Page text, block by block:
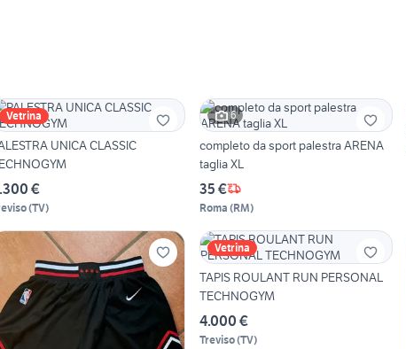
Vetrina
UNICA CLASSIC
€
(TV)
6
completo da sport palestra ARENA
taglia XL
35 €
Roma (RM)
Vetrina
TAPIS ROULANT RUN PERSONAL
TECHNOGYM
4.000 €
Treviso(TV)